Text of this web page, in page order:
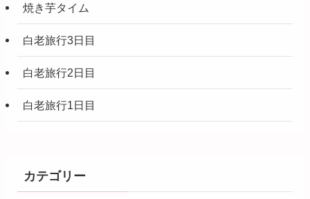
焼き芋タイム
白老旅行3日目
白老旅行2日目
白老旅行1日目
カテゴリー